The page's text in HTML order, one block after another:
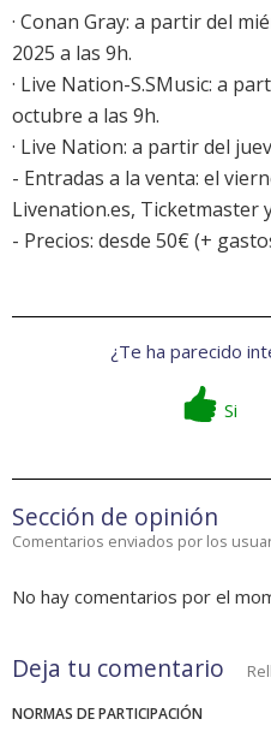
· Conan Gray: a partir del
2025 a las 9h.
· Live Nation-S.SMusic: a
octubre a las 9h.
· Live Nation: a partir del
- Entradas a la venta: el
Livenation.es, Ticketmaster
- Precios: desde 50€ (+
¿Te ha parecido
Si
Sección de opinión
Comentarios enviados por los
No hay comentarios por el
Deja tu comentario
NORMAS DE PARTICIPACIÓN